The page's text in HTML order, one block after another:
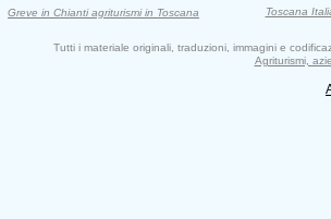
Greve in Chianti agriturismi in Toscana Toscana
Tutti i materiale originali, traduzioni, immagini e
Agriturismi,